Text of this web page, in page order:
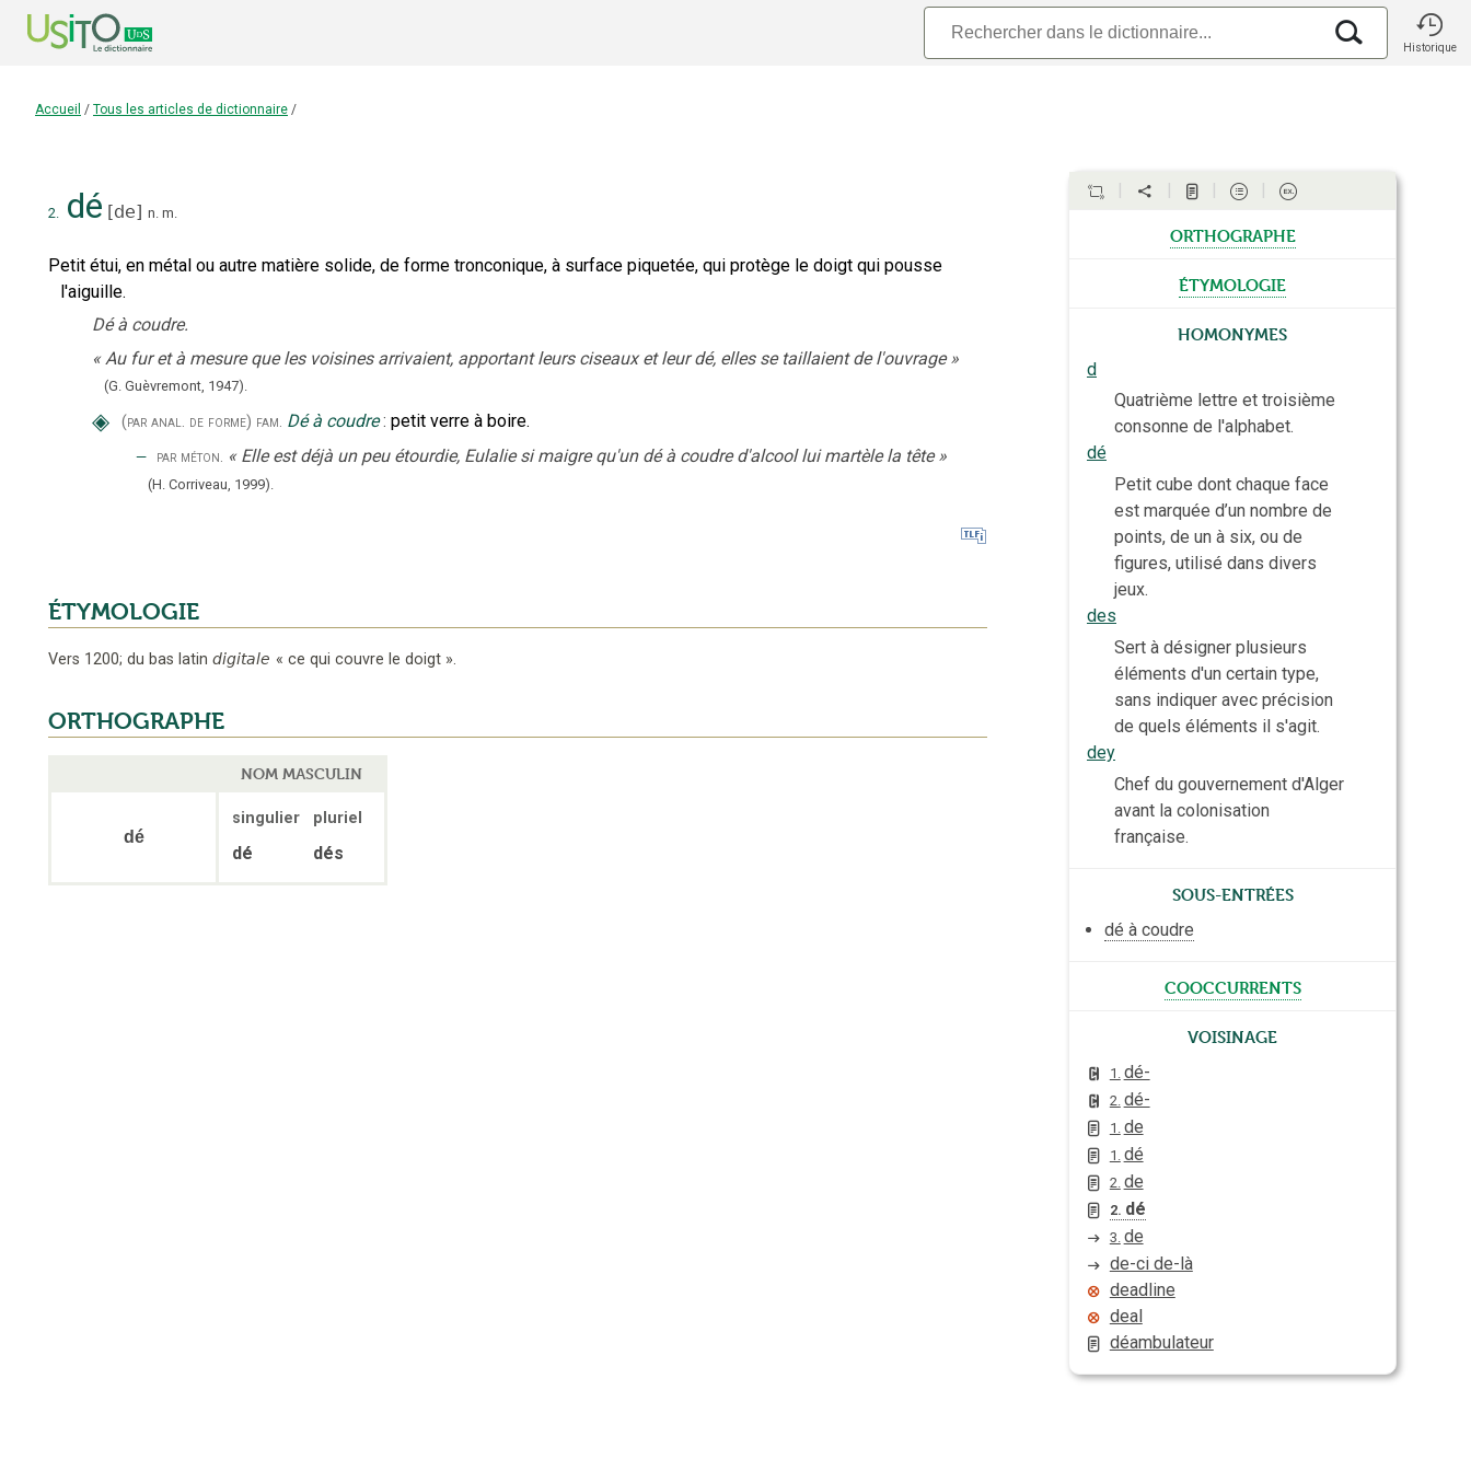
Historique
Accueil / Tous les articles de dictionnaire /
2. dé [de] n. m.
Petit étui, en métal ou autre matière solide, de forme tronconique, à surface piquetée, qui protège le doigt qui pousse
l'aiguille.
Dé à coudre.
« Au fur et à mesure que les voisines arrivaient, apportant leurs ciseaux et leur dé, elles se taillaient de l'ouvrage »
(G. Guèvremont, 1947).
◈ (par anal. de forme) fam. Dé à coudre : petit verre à boire.
‒ par méton. « Elle est déjà un peu étourdie, Eulalie si maigre qu'un dé à coudre d'alcool lui martèle la tête »
(H. Corriveau, 1999).
ÉTYMOLOGIE
Vers 1200; du bas latin digitale « ce qui couvre le doigt ».
ORTHOGRAPHE
NOM MASCULIN
dé
singulier pluriel
dé dés
orthographe
étymologie
Homonymes
d
Quatrième lettre et troisième
consonne de l'alphabet.
dé
Petit cube dont chaque face
est marquée d’un nombre de
points, de un à six, ou de
figures, utilisé dans divers
jeux.
des
Sert à désigner plusieurs
éléments d'un certain type,
sans indiquer avec précision
de quels éléments il s'agit.
dey
Chef du gouvernement d'Alger
avant la colonisation
française.
Sous-entrées
dé à coudre
cooccurrents
Voisinage
1. dé-
2. dé-
1. de
1. dé
2. de
2. dé
3. de
de-ci de-là
deadline
deal
déambulateur